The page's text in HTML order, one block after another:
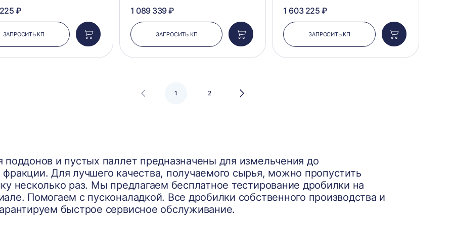
₽
ЗАПРОСИТЬ КП
Добавить
в
корзину
1 089 339 ₽
ЗАПРОСИТЬ КП
Добавить
в
корзину
1 603 225 ₽
ЗАПРОСИТЬ КП
Добавить
в
корзину
1 2
Следующая
поддонов и пустых паллет предназначены для измельчения до
Для лучшего качества, получаемого сырья, можно пропустить
несколько раз. Мы предлагаем бесплатное тестирование дробилки на
Помогаем с пусконаладкой. Все дробилки собственного производства и
быстрое сервисное обслуживание.